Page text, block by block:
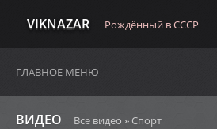
VIKNAZAR Рождённый в СССР
ГЛАВНОЕ МЕНЮ
ВИДЕО Все видео » Спорт